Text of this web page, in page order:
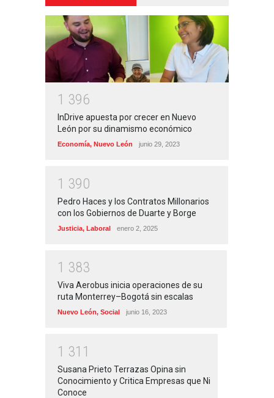
1 396
InDrive apuesta por crecer en Nuevo
León por su dinamismo económico
Economía, Nuevo León junio 29, 2023
1 390
Pedro Haces y los Contratos Millonarios
con los Gobiernos de Duarte y Borge
Justicia, Laboral enero 2, 2025
1 383
Viva Aerobus inicia operaciones de su
ruta Monterrey–Bogotá sin escalas
Nuevo León, Social junio 16, 2023
1 31 1
Susana Prieto Terrazas Opina sin
Conocimiento y Critica Empresas que Ni
Conoce